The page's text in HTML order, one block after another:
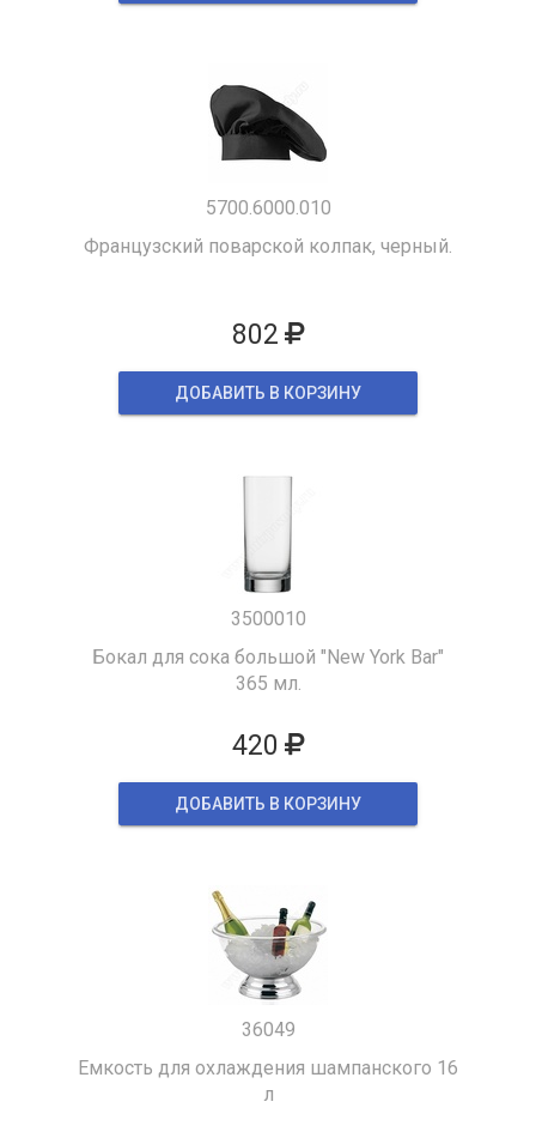
5700.6000.010
Французский поварской колпак, черный.
802
ДОБАВИТЬ В КОРЗИНУ
3500010
Бокал для сока большой "New York Bar"
365 мл.
420
ДОБАВИТЬ В КОРЗИНУ
36049
Емкость для охлаждения шампанского 16
л